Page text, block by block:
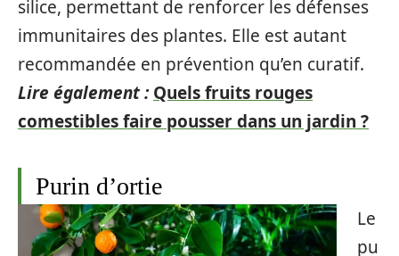
silice, permettant de renforcer les défenses
immunitaires des plantes. Elle est autant
recommandée en prévention qu’en curatif.
Lire également : Quels fruits rouges
comestibles faire pousser dans un jardin ?
Purin d’ortie
Le
pu